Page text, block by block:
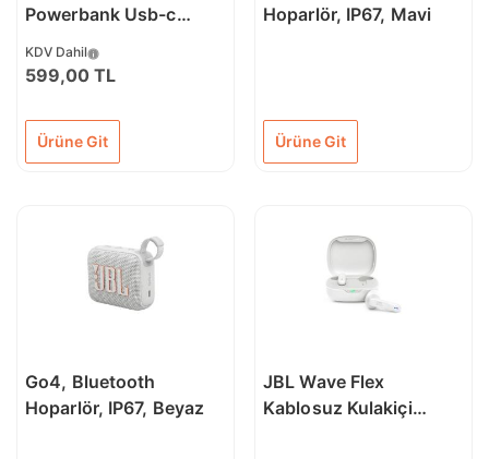
Powerbank Usb-c
Cihazı 10000 Mah
Edilebilir
KDV Dahil
599,00 TL
Ürüne Git
Hoparlör, IP67, Mavi
Ürüne Git
Go4, Bluetooth
Hoparlör, IP67, Beyaz
JBL Wave Flex
Kablosuz Kulakiçi